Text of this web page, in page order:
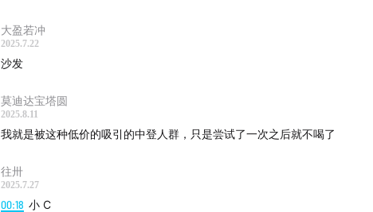
大盈若冲
2025.7.22
沙发
莫迪达宝塔圆
2025.8.11
我就是被这种低价的吸引的中登人群，只是尝试了一次之后就不喝了
往卅
2025.7.27
00:18 小 C